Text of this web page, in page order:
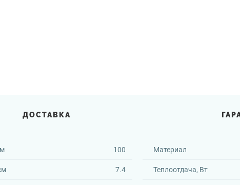
ДОСТАВКА
100
7.4
Материал
Теплоотдача, Вт